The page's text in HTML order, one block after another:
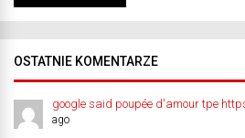
OSTATNIE KOMENTARZE
google said poupée d'amour tpe
ago